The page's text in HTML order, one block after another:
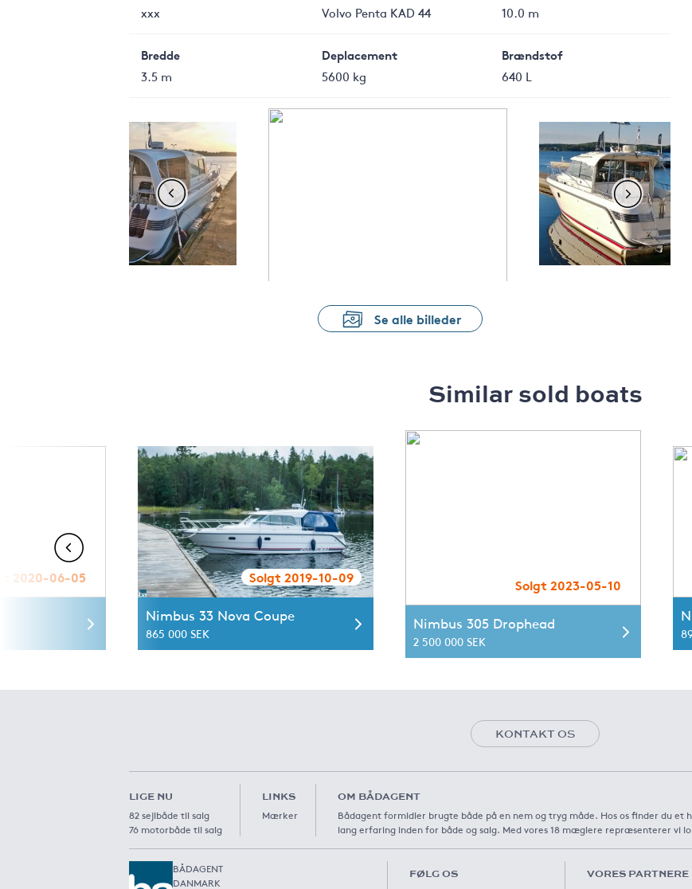
xxx
Volvo Penta KAD 44
10.0 m
Bredde
3.5 m
Deplacement
5600 kg
Brændstof
640 L
Se alle billeder
Similar sold boats
2020-06-05 Solgt 2019-10-09
Nimbus 33 Nova Coupe
865 000 SEK
Solgt 2023-05-10
Nimbus 305 Drophead
2 500 000 SEK
KONTAKT OS
LIGE NU
82 sejlbåde til salg
76 motorbåde til salg
LINKS
Mærker
OM BÅDAGENT
Bådagent formidler brugte både på en nem og tryg måde. Hos os finder du
lang erfaring inden for både og salg. Med vores 18 mæglere repræsenterer vi
BÅDAGENT
DANMARK
FØLG OS VORES PARTNERE